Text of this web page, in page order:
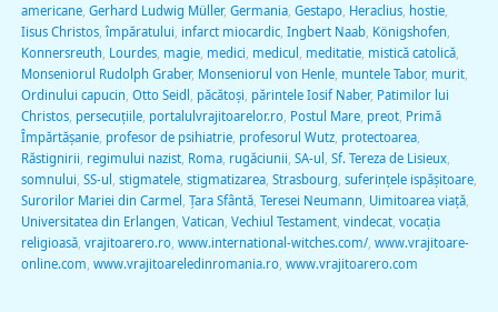
americane, Gerhard Ludwig Müller, Germania, Gestapo, Heraclius, hostie,
Iisus Christos,împăratului infarct miocardic, Ingbert Naab, Königshofen
Konnersreuth Lourdes, magie, medici medicul meditatie, mistică catolică,
Monseniorul Rudolph Graber, Monseniorul von Henle, muntele Tabor, murit,
Ordinului capucin Otto Seidl păcătoși părintele Iosif Naber, Patimilor lui
Christos, persecuțiile, portalulvrajitoarelor.ro, Postul Mare, preot, Primă
Împărtășanie, profesor de psihiatrie, profesorul Wutz, protectoarea,
Răstignirii regimului nazist, Roma, rugăciunii SA-ul Sf. Tereza de Lisieux,
somnului SS-ul stigmatele, stigmatizarea, Strasbourg suferințele ispășitoare,
Surorilor Mariei din Carmel Ţara Sfântă, Teresei Neumann Uimitoarea viaţă,
Universitatea din Erlangen Vatican Vechiul Testament, vindecat, vocația
religioasă, vrajitoarero.ro, www.international-witches.com/, www.vrajitoare-
online.com www.vrajitoareledinromania.ro, www.vrajitoarero.com